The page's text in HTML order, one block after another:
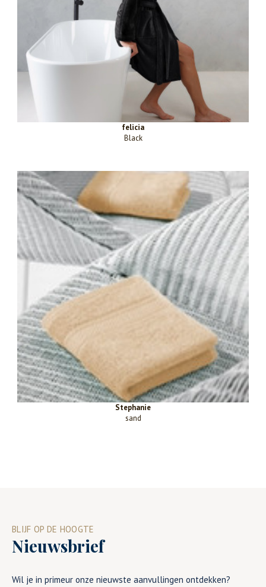
felicia
Black
Stephanie
sand
BLIJF OP DE HOOGTE
Nieuwsbrief
Wil je in primeur onze nieuwste aanvullingen ontdekken?